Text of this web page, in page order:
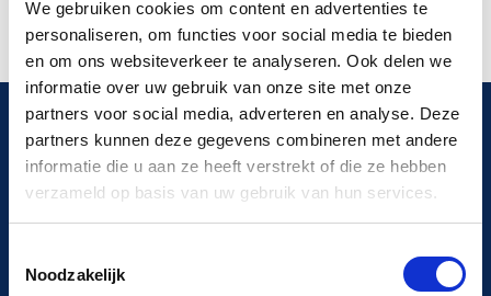
We gebruiken cookies om content en advertenties te
personaliseren, om functies voor social media te bieden
en om ons websiteverkeer te analyseren. Ook delen we
informatie over uw gebruik van onze site met onze
partners voor social media, adverteren en analyse. Deze
partners kunnen deze gegevens combineren met andere
informatie die u aan ze heeft verstrekt of die ze hebben
verzameld op basis van uw gebruik van hun services.
Noodzakelijk
Reaktion auf steigende Gaspreise